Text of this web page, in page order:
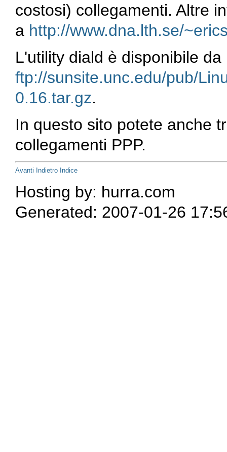
costosi) collegamenti. Altre
a http://www.dna.lth.se/
L'utility diald è disponibile da
ftp://sunsite.unc.edu/pub/
0.16.tar.gz.
In questo sito potete anche
collegamenti PPP.
Avanti Indietro Indice
Hosting by: hurra.com
Generated: 2007-01-26